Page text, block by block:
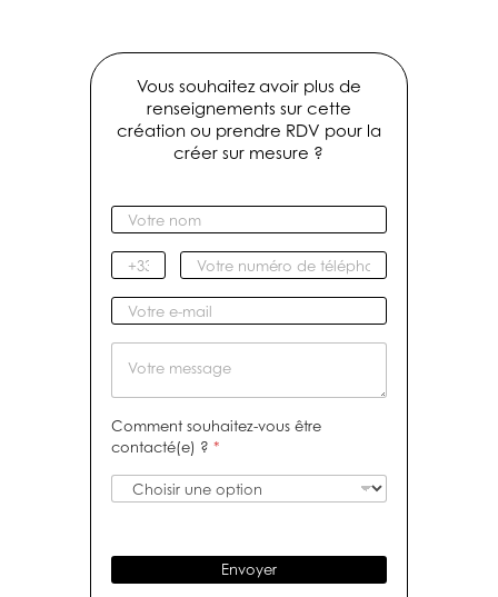
Vous souhaitez avoir plus de
renseignements sur cette
création ou prendre RDV pour la
créer sur mesure ?
V
o
t
r
e
n
o
I
n
d
i
c
f
V
o
t
r
e
n
é
r
o
d
é
V
o
t
-
m
a
s
a
g
e
Comment souhaitez-vous être
contacté(e) ? *
Envoyer